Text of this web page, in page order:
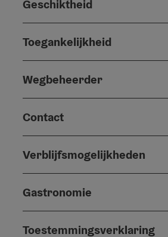
Geschiktheid
Toegankelijkheid
Wegbeheerder
Contact
Verblijfsmogelijkheden
Gastronomie
Toestemmingsverklaring